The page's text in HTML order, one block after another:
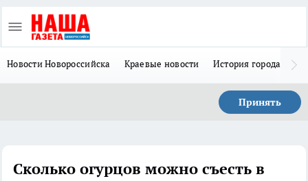
Новости Новороссийска Краевые новости История города Н
Принять
Сколько огурцов можно съесть в